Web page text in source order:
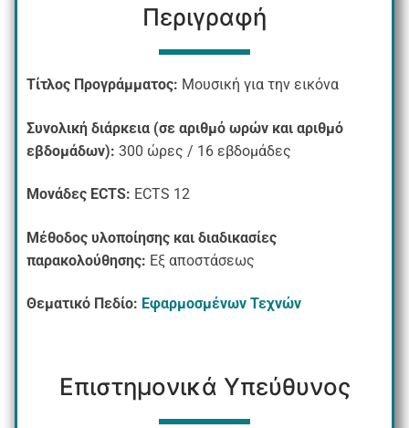
Περιγραφή
Τίτλος Προγράμματος: Μουσική για την εικόνα
Συνολική διάρκεια (σε αριθμό ωρών και αριθμό
εβδομάδων): 300 ώρες / 16 εβδομάδες
Μονάδες ECTS: ECTS 12
Μέθοδος υλοποίησης και διαδικασίες
παρακολούθησης: Εξ αποστάσεως
Θεματικό Πεδίο: Εφαρμοσμένων Τεχνών
Επιστημονικά Υπεύθυνος